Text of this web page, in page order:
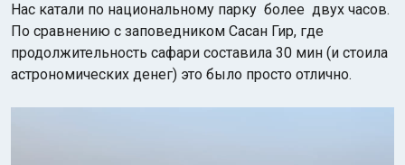
Нас катали по национальному парку более двух часов.
По сравнению с заповедником Сасан Гир, где
продолжительность сафари составила 30 мин (и стоила
астрономических денег) это было просто отлично.